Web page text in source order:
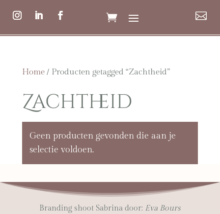

Home/ Producten getagged “Zachtheid”
Zachtheid
Geen producten gevonden die aan je
selectie voldoen.
Branding shoot Sabrina door: Eva Bours